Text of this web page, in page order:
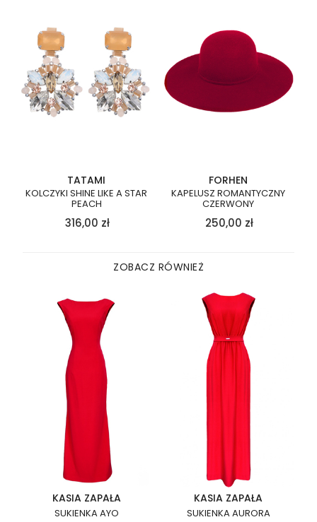
TATAMI
KOLCZYKI SHINE LIKE A STAR
PEACH
316,00 zł
FORHEN
KAPELUSZ ROMANTYCZNY
CZERWONY
250,00 zł
ZOBACZ RÓWNIEŻ
KASIA ZAPAŁA
SUKIENKA AYO
KASIA ZAPAŁA
SUKIENKA AURORA